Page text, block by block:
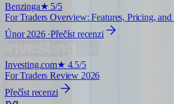
Benzinga★ 5/5
For Traders Overview: Features, Pricing,
Únor 2026·Přečíst recenzi
Investing.com★ 4.5/5
For Traders Review 2026
Přečíst recenzi